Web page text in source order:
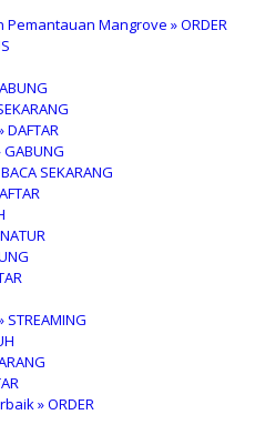
Mangrove » ORDER
SEKARANG
» ORDER